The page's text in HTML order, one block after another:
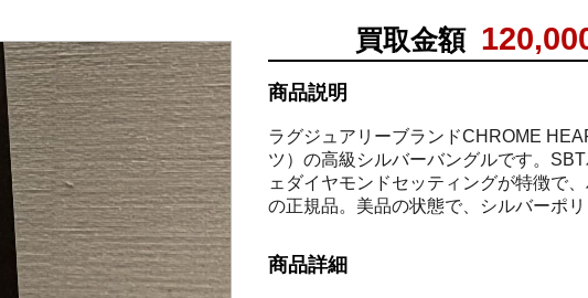
買取金額
商品説明
ラグジュアリーブランドCHROME
ツ）の高級シルバーバングルです。
ェダイヤモンドセッティングが特徴で
の正規品。美品の状態で、シルバーポリ
商品詳細